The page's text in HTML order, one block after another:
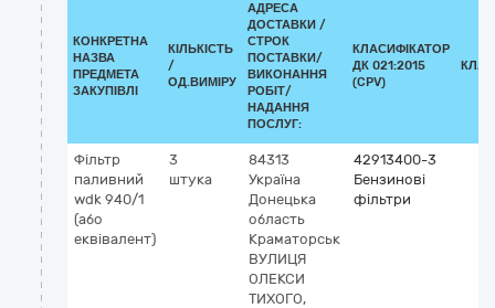
КОНКРЕТНА
НАЗВА
ПРЕДМЕТА
ЗАКУПІВЛІ
КІЛЬКІСТЬ
/
ОД.ВИМІРУ
АДРЕСА
ДОСТАВКИ /
СТРОК
ПОСТАВКИ/
ВИКОНАННЯ
РОБІТ/
НАДАННЯ
ПОСЛУГ:
КЛАСИФІКАТОР
ДК 021:2015
(CPV)
Фільтр
паливний
wdk 940/1
(або
еквівалент)
3
штука
84313
Україна
Донецька
область
Краматорськ
ВУЛИЦЯ
ОЛЕКСИ
ТИХОГО,
42913400-3
Бензинові
фільтри